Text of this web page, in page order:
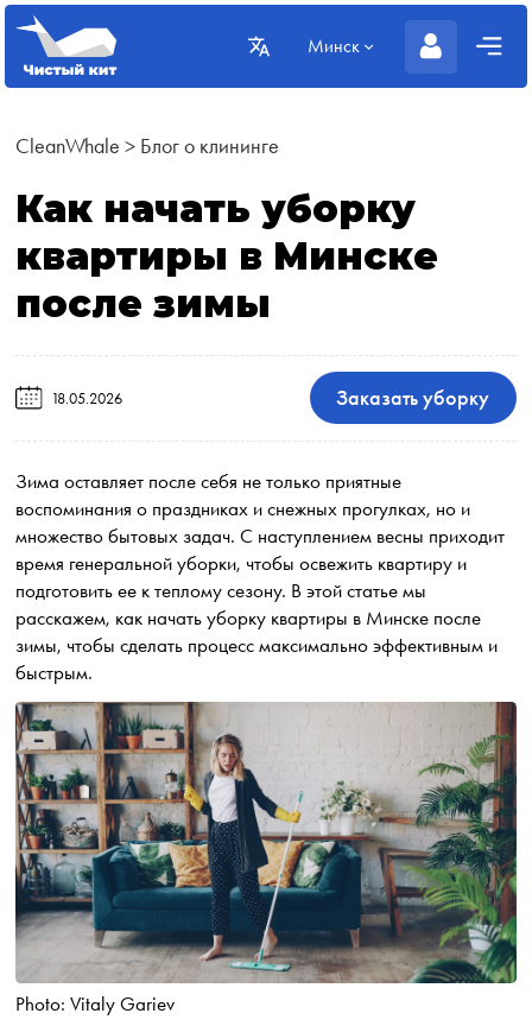
Минск
CleanWhale > Блог о клининге
Как начать уборку
квартиры в Минске
после зимы
18.05.2026 Заказать уборку
Зима оставляет после себя не только приятные
воспоминания о праздниках и снежных прогулках, но и
множество бытовых задач. С наступлением весны приходит
время генеральной уборки, чтобы освежить квартиру и
подготовить ее к теплому сезону. В этой статье мы
расскажем, как начать уборку квартиры в Минске после
зимы, чтобы сделать процесс максимально эффективным и
быстрым.
Photo: Vitaly Gariev